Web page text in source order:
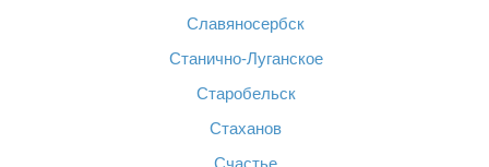
Славяносербск
Станично-Луганское
Старобельск
Стаханов
Счастье